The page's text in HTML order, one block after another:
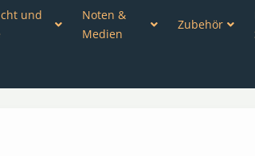
und
Noten &
Medien
Zubehör